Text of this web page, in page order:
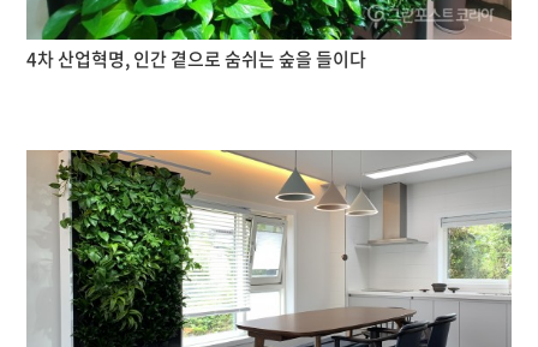
4차 산업혁명, 인간 곁으로 숨쉬는 숲을 들이다